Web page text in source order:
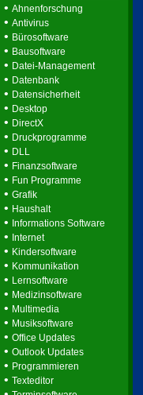
• Ahnenforschung
• Antivirus
• Bürosoftware
• Bausoftware
• Datei-Management
• Datenbank
• Datensicherheit
• Desktop
• DirectX
• Druckprogramme
• DLL
• Finanzsoftware
• Fun Programme
• Grafik
• Haushalt
• Informations Software
• Internet
• Kindersoftware
• Kommunikation
• Lernsoftware
• Medizinsoftware
• Multimedia
• Musiksoftware
• Office Updates
• Outlook Updates
• Programmieren
• Texteditor